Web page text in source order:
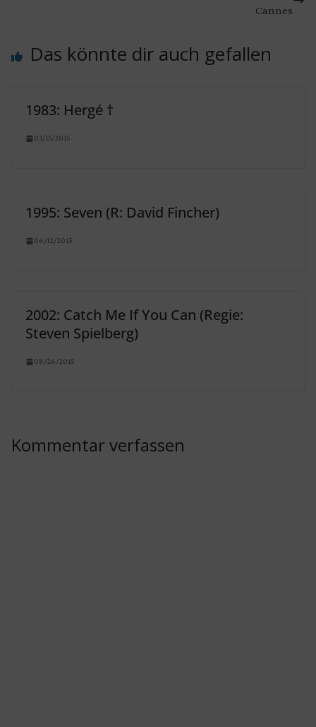
Cannes
Das könnte dir auch gefallen
1983: Hergé †
03/15/2015
1995: Seven (R: David Fincher)
06/12/2015
2002: Catch Me If You Can (Regie:
Steven Spielberg)
08/26/2015
Kommentar verfassen